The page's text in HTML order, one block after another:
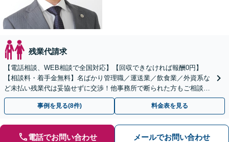
残業代請求
【電話相談、WEB相談で全国対応】【回収できなければ報酬0円】
【相談料・着手金無料】名ばかり管理職／運送業／飲食業／外資系な
ど未払い残業代は妥協せずに交渉！他事務所で断られた方もご相談く
ださい。【解決事例が豊富】土曜日も電話受付しています
事例を見る(8件) 料金表を見る
電話でお問い合わせ メールでお問い合わせ